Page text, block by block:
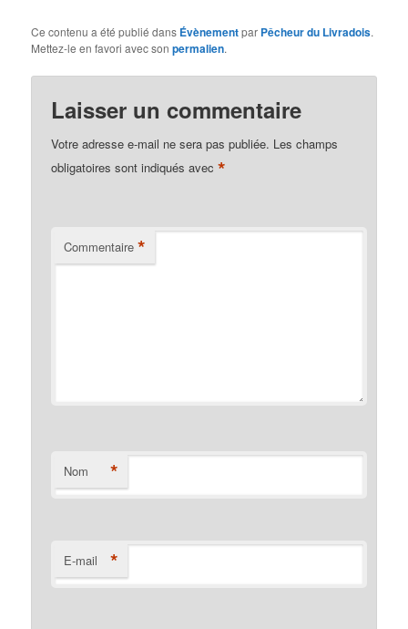
Ce contenu a été publié dans Évènementpar Pêcheur du Livradois.
Mettez-le en favori avec sonpermalien.
Laisser un commentaire
Votre adresse e-mail ne sera pas publiée. Les champs
obligatoires sont indiqués avec*
Commentaire *
Nom *
E-mail *